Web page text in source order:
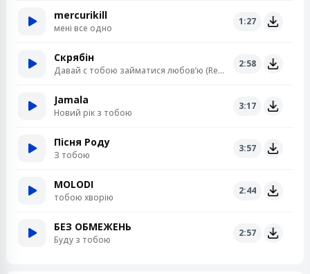
mercurikill
мені все одно
1:27
Скрябін
Давай с тобою займатися любов’ю (Real World Mix)
2:58
Jamala
Новий рік з тобою
3:17
Пісня Роду
З тобою
3:57
MOLODI
тобою хворію
2:44
БЕЗ ОБМЕЖЕНЬ
Буду з тобою
2:57